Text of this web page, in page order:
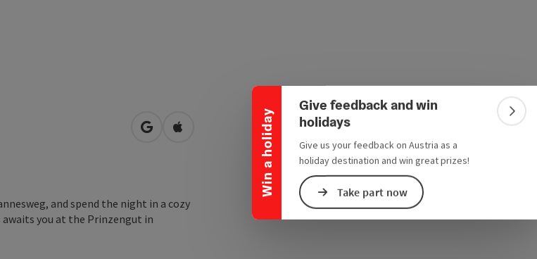
Win a holiday
Collapse banner
Give feedback and win
holidays
Give us your feedback on Austria as a
holiday destination and win great prizes!
Take part now
open in Google Maps
Open in Apple Maps
and spend the night in a cozy
you at the Prinzengut in